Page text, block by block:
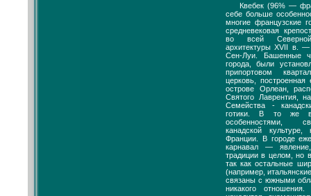
Квебек (96% —
себе больше
многие французские
средневековая
во всей
архитектуры XVII в. —
Сен-Луи. Башенные
города, были
припортовом
церковь,
острове Орлеан,
Святого Лаврентия,
Семейства -
готики. В то же
особенностями,
канадской
Франции. В городе
карнавал —
традиции в целом, но
так как остальные
(например,
связаны с южными
никакого